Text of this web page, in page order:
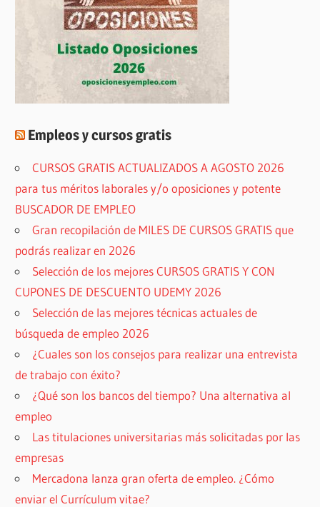
Empleos y cursos gratis
CURSOS GRATIS ACTUALIZADOS A AGOSTO 2026
para tus méritos laborales y/o oposiciones y potente
BUSCADOR DE EMPLEO
Gran recopilación de MILES DE CURSOS GRATIS que
podrás realizar en 2026
Selección de los mejores CURSOS GRATIS Y CON
CUPONES DE DESCUENTO UDEMY 2026
Selección de las mejores técnicas actuales de
búsqueda de empleo 2026
¿Cuales son los consejos para realizar una entrevista
de trabajo con éxito?
¿Qué son los bancos del tiempo? Una alternativa al
empleo
Las titulaciones universitarias más solicitadas por las
empresas
Mercadona lanza gran oferta de empleo. ¿Cómo
enviar el Currículum vitae?